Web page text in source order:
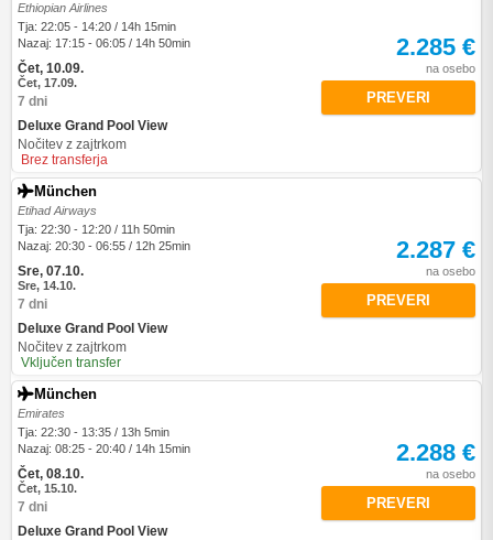
Ethiopian Airlines
Tja: 22:05 - 14:20 / 14h 15min
Nazaj: 17:15 - 06:05 / 14h 50min
Čet, 10.09.
Čet, 17.09.
7 dni
Deluxe Grand Pool View
Nočitev z zajtrkom
Brez transferja
2.285 €
na osebo
PREVERI
München
Etihad Airways
Tja: 22:30 - 12:20 / 11h 50min
Nazaj: 20:30 - 06:55 / 12h 25min
Sre, 07.10.
Sre, 14.10.
7 dni
Deluxe Grand Pool View
Nočitev z zajtrkom
Vključen transfer
2.287 €
na osebo
PREVERI
München
Emirates
Tja: 22:30 - 13:35 / 13h 5min
Nazaj: 08:25 - 20:40 / 14h 15min
Čet, 08.10.
Čet, 15.10.
7 dni
Deluxe Grand Pool View
2.288 €
na osebo
PREVERI